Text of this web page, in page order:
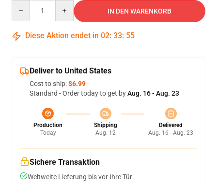
IN DEN WARENKORB
Diese Aktion endet in 02: 33: 54
Deliver to United States
Cost to ship:$6.99
Standard - Order today to get byAug. 16 - Aug. 23
Production
Today
Shipping
Aug. 12
Delivered
Aug. 16 - Aug. 23
Sichere Transaktion
Weltweite Lieferung bis vor Ihre Tür